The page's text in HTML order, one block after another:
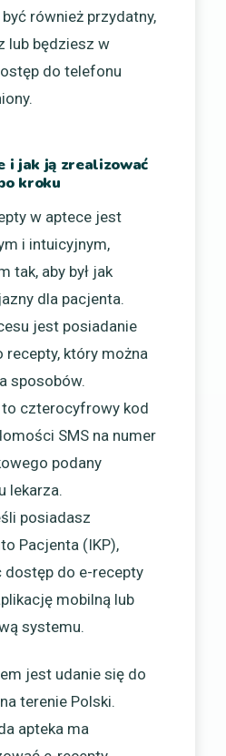
również przydatny,
lub będziesz w
do telefonu
i jak ją zrealizować
kroku
w aptece jest
i intuicyjnym,
tak, aby był jak
dla pacjenta.
jest posiadanie
recepty, który można
sposobów.
czterocyfrowy kod
SMS na numer
podany
lekarza.
posiadasz
Pacjenta (IKP),
dostęp do e-recepty
mobilną lub
systemu.
jest udanie się do
terenie Polski.
apteka ma